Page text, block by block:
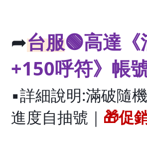
➦台服🟢高達
+150呼符》帳
▪️詳細說明:滿破隨
進度自抽號｜ 🎁促